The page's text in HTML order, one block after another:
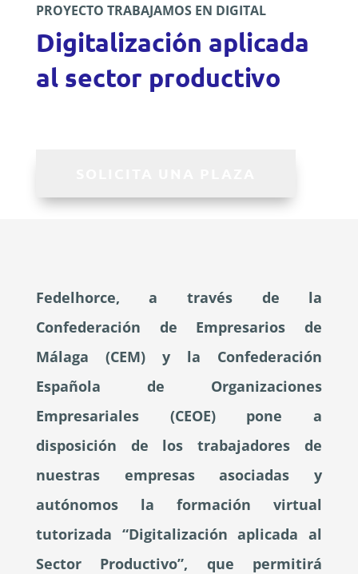
PROYECTO TRABAJAMOS EN DIGITAL
Digitalización aplicada
al sector productivo
Fedelhorce, a través de la
Confederación de Empresarios de
Málaga (CEM) y la Confederación
Española de Organizaciones
Empresariales (CEOE) pone a
disposición de los trabajadores de
nuestras empresas asociadas y
autónomos la formación virtual
tutorizada “Digitalización aplicada al
Sector Productivo”, que permitirá